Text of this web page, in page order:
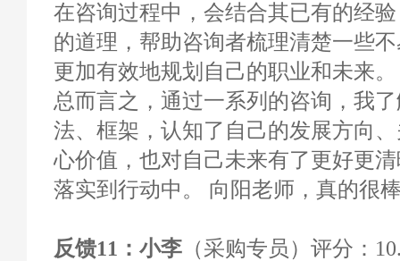
在咨询过程中，会结合其已有的经
的道理，帮助咨询者梳理清楚一些
更加有效地规划自己的职业和未来。
总而言之，通过一系列的咨询，我
法、框架，认知了自己的发展方向
心价值，也对自己未来有了更好更
落实到行动中。 向阳老师，真的很
反馈11：小李 （采购专员）评分：